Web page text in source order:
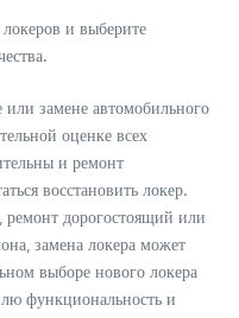
и выберите
замене автомобильного
оценке всех
и ремонт
восстановить локер.
ремонт дорогостоящий или
замена локера может
выборе нового локера
функциональность и